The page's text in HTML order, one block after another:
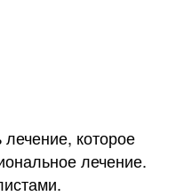
которое
лечение.